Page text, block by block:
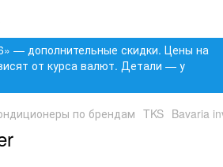
— дополнительные скидки. Цены на
от курса валют. Детали — у
по брендам TKS Bavaria